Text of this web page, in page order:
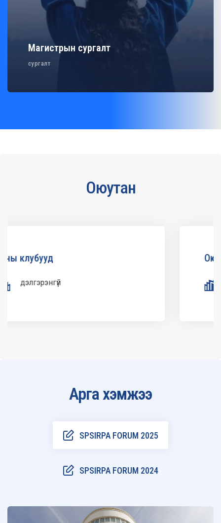
Магистрын сургалт
сургалт
Оюутан
Оюутны үйл ажиллагаа
Арга хэмжээ
SPSIRPA FORUM 2025
SPSIRPA FORUM 2024